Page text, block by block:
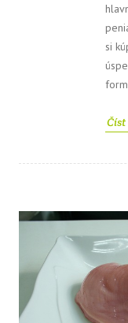
si
Číst